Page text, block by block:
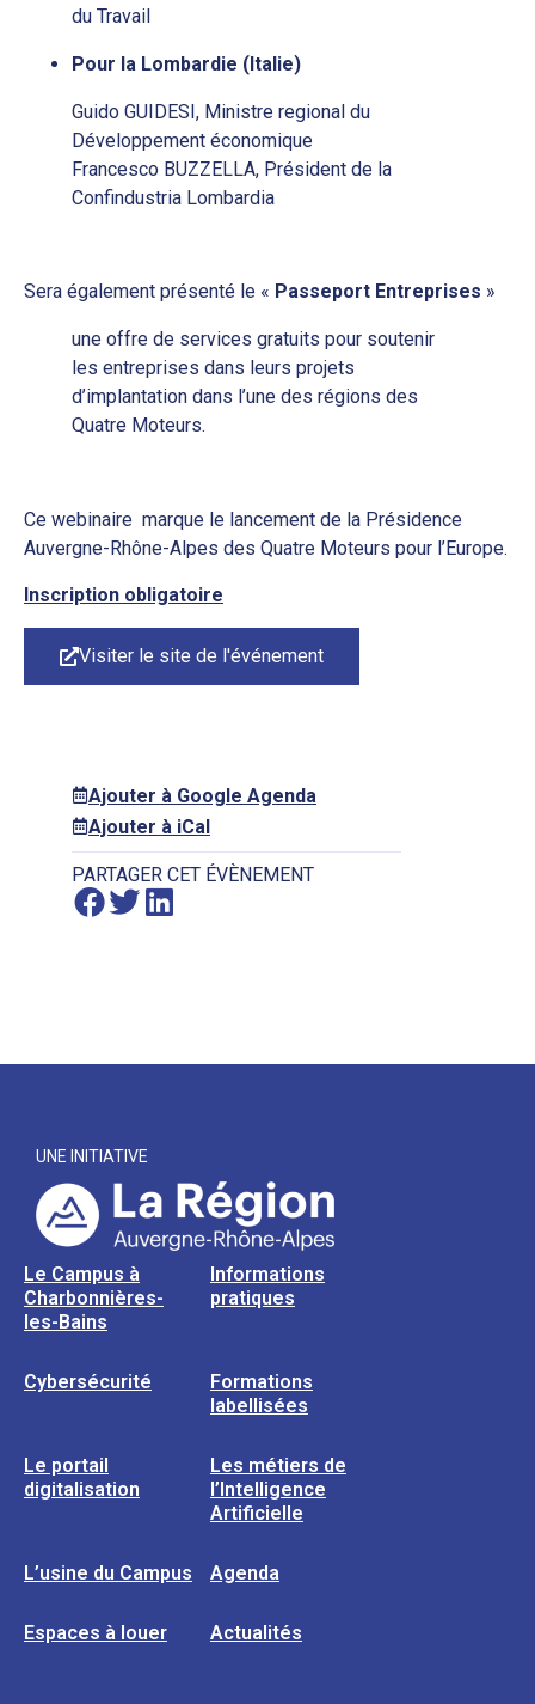
du Travail
Pour la Lombardie (Italie)
Guido GUIDESI, Ministre regional du
Développement économique
Francesco BUZZELLA, Président de la
Confindustria Lombardia
Sera également présenté le « Passeport Entreprises »
une offre de services gratuits pour soutenir
les entreprises dans leurs projets
d’implantation dans l’une des régions des
Quatre Moteurs.
Ce webinaire marque le lancement de la Présidence
Auvergne-Rhône-Alpes des Quatre Moteurs pour l’Europe.
Inscription obligatoire
Visiter le site de l'événement
Ajouter à Google Agenda
Ajouter à iCal
PARTAGER CET ÉVÈNEMENT
UNE INITIATIVE
Le Campus à
Charbonnières-
les-Bains
Informations
pratiques
Cybersécurité
Formations
labellisées
Le portail
digitalisation
Les métiers de
l’Intelligence
Artificielle
L’usine du Campus Agenda
Espaces à louer Actualités